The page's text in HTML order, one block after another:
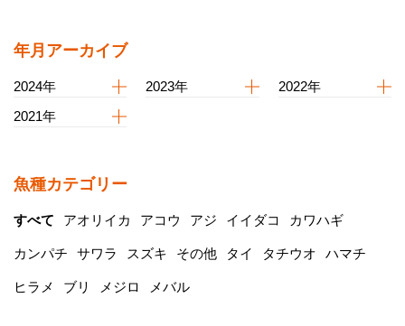
年月アーカイブ
2024年 2023年
2022年
2021年
魚種カテゴリー
すべて アオリイカ アコウ アジ イイダコ カワハギ
カンパチ サワラ スズキ その他 タイ タチウオ ハマチ
ヒラメ ブリ メジロ メバル